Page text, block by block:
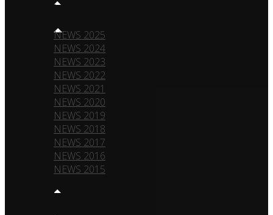
NEWS
NEWS 2025
NEWS 2024
NEWS 2023
NEWS 2022
NEWS 2021
NEWS 2020
NEWS 2019
NEWS 2018
NEWS 2017
NEWS 2016
NEWS 2015
TEAM